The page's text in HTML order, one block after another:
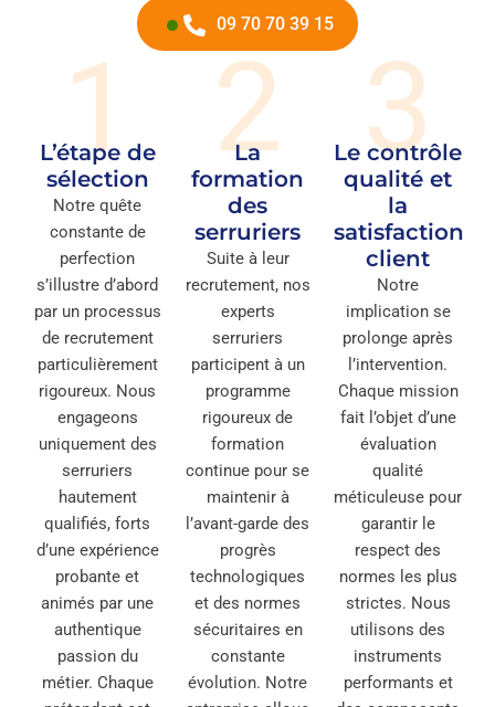
09 70 70 39 15
1
L’étape de
sélection
Notre quête
constante de
perfection
s’illustre d’abord
par un processus
de recrutement
particulièrement
rigoureux. Nous
engageons
uniquement des
serruriers
hautement
qualifiés, forts
d’une expérience
probante et
animés par une
authentique
passion du
métier. Chaque
2
La
formation
des
serruriers
Suite à leur
recrutement, nos
experts
serruriers
participent à un
programme
rigoureux de
formation
continue pour se
maintenir à
l’avant-garde des
progrès
technologiques
et des normes
sécuritaires en
constante
évolution. Notre
3
Le contrôle
qualité et
la
satisfaction
client
Notre
implication se
prolonge après
l’intervention.
Chaque mission
fait l’objet d’une
évaluation
qualité
méticuleuse pour
garantir le
respect des
normes les plus
strictes. Nous
utilisons des
instruments
performants et